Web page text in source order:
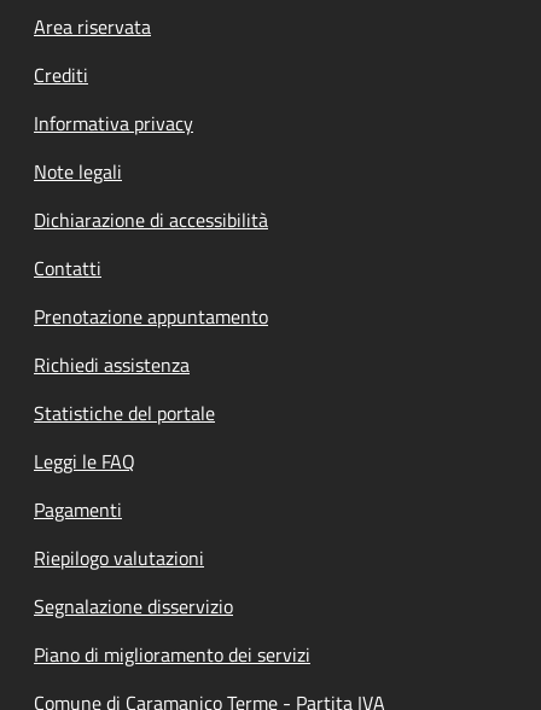
Footer menu
Area riservata
Crediti
Informativa privacy
Note legali
Dichiarazione di accessibilità
Contatti
Prenotazione appuntamento
Richiedi assistenza
Statistiche del portale
Leggi le FAQ
Pagamenti
Riepilogo valutazioni
Segnalazione disservizio
Piano di miglioramento dei servizi
Comune di Caramanico Terme - Partita IVA